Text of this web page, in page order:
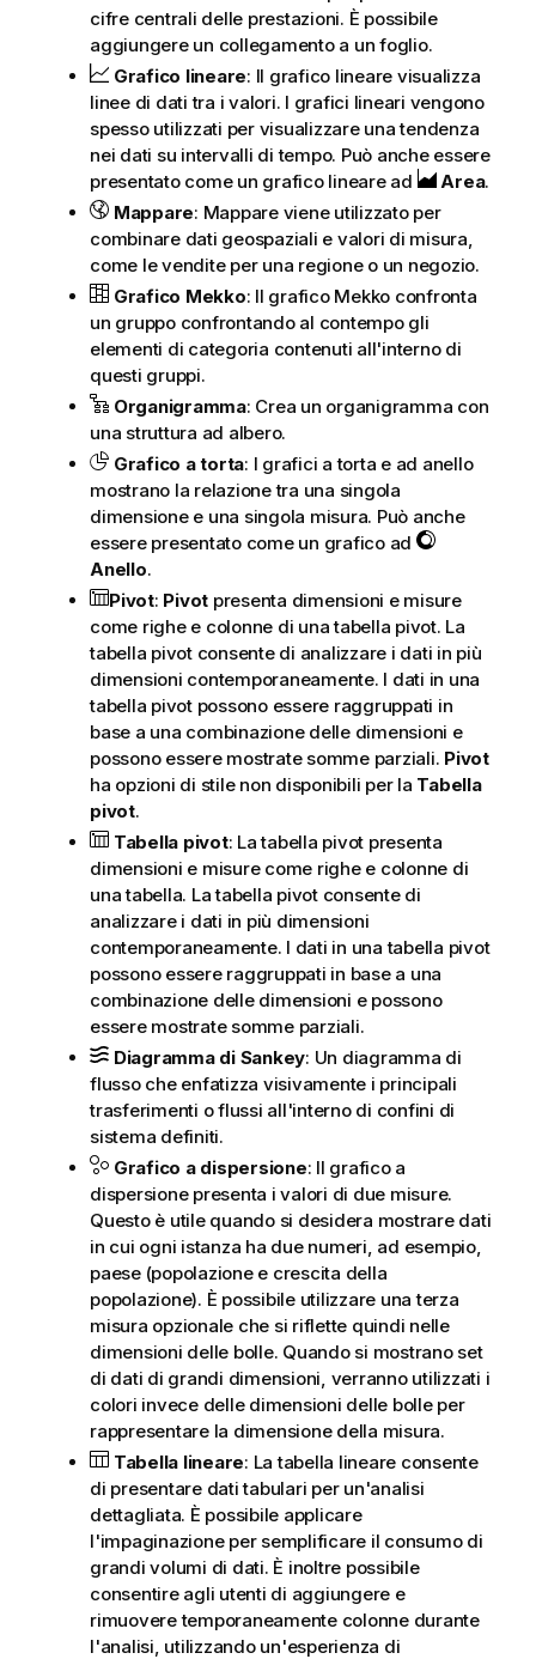
cifre centrali delle prestazioni. È possibile
aggiungere un collegamento a un foglio.
Grafico lineare: Il grafico lineare visualizza
linee di dati tra i valori. I grafici lineari vengono
spesso utilizzati per visualizzare una tendenza
nei dati su intervalli di tempo. Può anche essere
presentato come un grafico lineare ad
Area.
Mappare: Mappare viene utilizzato per
combinare dati geospaziali e valori di misura,
come le vendite per una regione o un negozio.
Grafico Mekko: Il grafico Mekko confronta
un gruppo confrontando al contempo gli
elementi di categoria contenuti all'interno di
questi gruppi.
Organigramma: Crea un organigramma con
una struttura ad albero.
Grafico a torta: I grafici a torta e ad anello
mostrano la relazione tra una singola
dimensione e una singola misura. Può anche
essere presentato come un grafico ad
Anello.
Pivot: Pivot presenta dimensioni e misure
come righe e colonne di una tabella pivot. La
tabella pivot consente di analizzare i dati in più
dimensioni contemporaneamente. I dati in una
tabella pivot possono essere raggruppati in
base a una combinazione delle dimensioni e
possono essere mostrate somme parziali. Pivot
ha opzioni di stile non disponibili per la Tabella
pivot.
Tabella pivot: La tabella pivot presenta
dimensioni e misure come righe e colonne di
una tabella. La tabella pivot consente di
analizzare i dati in più dimensioni
contemporaneamente. I dati in una tabella pivot
possono essere raggruppati in base a una
combinazione delle dimensioni e possono
essere mostrate somme parziali.
Diagramma di Sankey: Un diagramma di
flusso che enfatizza visivamente i principali
trasferimenti o flussi all'interno di confini di
sistema definiti.
Grafico a dispersione: Il grafico a
dispersione presenta i valori di due misure.
Questo è utile quando si desidera mostrare dati
in cui ogni istanza ha due numeri, ad esempio,
paese (popolazione e crescita della
popolazione). È possibile utilizzare una terza
misura opzionale che si riflette quindi nelle
dimensioni delle bolle. Quando si mostrano set
di dati di grandi dimensioni, verranno utilizzati i
colori invece delle dimensioni delle bolle per
rappresentare la dimensione della misura.
Tabella lineare: La tabella lineare consente
di presentare dati tabulari per un'analisi
dettagliata. È possibile applicare
l'impaginazione per semplificare il consumo di
grandi volumi di dati. È inoltre possibile
consentire agli utenti di aggiungere e
rimuovere temporaneamente colonne durante
l'analisi, utilizzando un'esperienza di